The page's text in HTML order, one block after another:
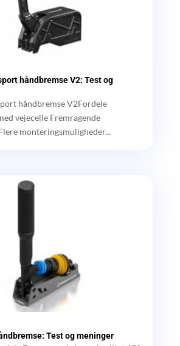
håndbremse V2: Test og
håndbremse V2Fordele
vejecelle Fremragende
monteringsmuligheder...
Test og meninger